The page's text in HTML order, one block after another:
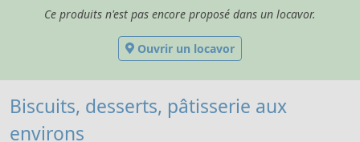
Ce produits n'est pas encore proposé dans un locavor.
Ouvrir un locavor
Biscuits, desserts, pâtisserie aux
environs